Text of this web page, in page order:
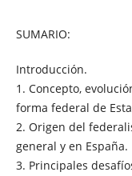
SUMARIO:
Introducción.
1. Concepto,
forma federal de
2. Origen del
general y en España.
3. Principales